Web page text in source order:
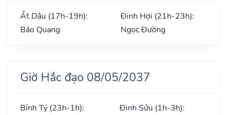
Ất Dậu (17h-19h):
Bảo Quang
Đinh Hợi (21h-23h):
Ngọc Đường
Giờ Hắc đạo 08/05/2037
Bính Tý (23h-1h):
Đinh Sửu (1h-3h):